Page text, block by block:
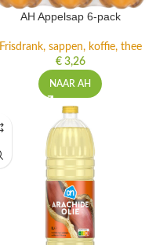
AH Appelsap 6-pack
Frisdrank, sappen, koffie, thee
€3,26
NAAR AH